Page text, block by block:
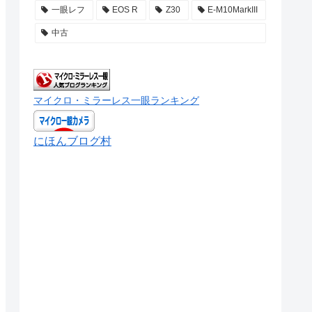
一眼レフ EOS R Z30 E-M10MarkIII
中古
マイクロ・ミラーレス一眼ランキング
にほんブログ村